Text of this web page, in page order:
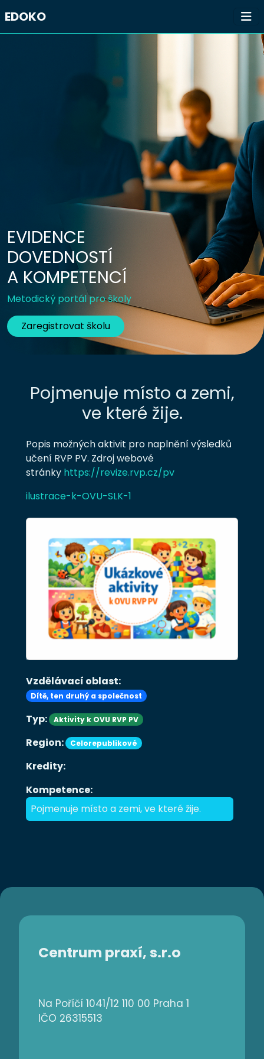
EVIDENCE
DOVEDNOSTÍ
A KOMPETENCÍ
Metodický portál pro školy
Zaregistrovat školu
EDOKO
Pojmenuje místo a zemi,
ve které žije.
Popis možných aktivit pro naplnění výsledků
učení RVP PV. Zdroj webové
stránky https://revize.rvp.cz/pv
ilustrace-k-OVU-SLK-1
Vzdělávací oblast:
Dítě, ten druhý a společnost
Typ: Aktivity k OVU RVP PV
Region: Celorepublikové
Kredity:
Kompetence:
Pojmenuje místo a zemi, ve které žije.
Centrum praxí, s.r.o
Na Poříčí 1041/12 110 00 Praha 1
IČO 26315513